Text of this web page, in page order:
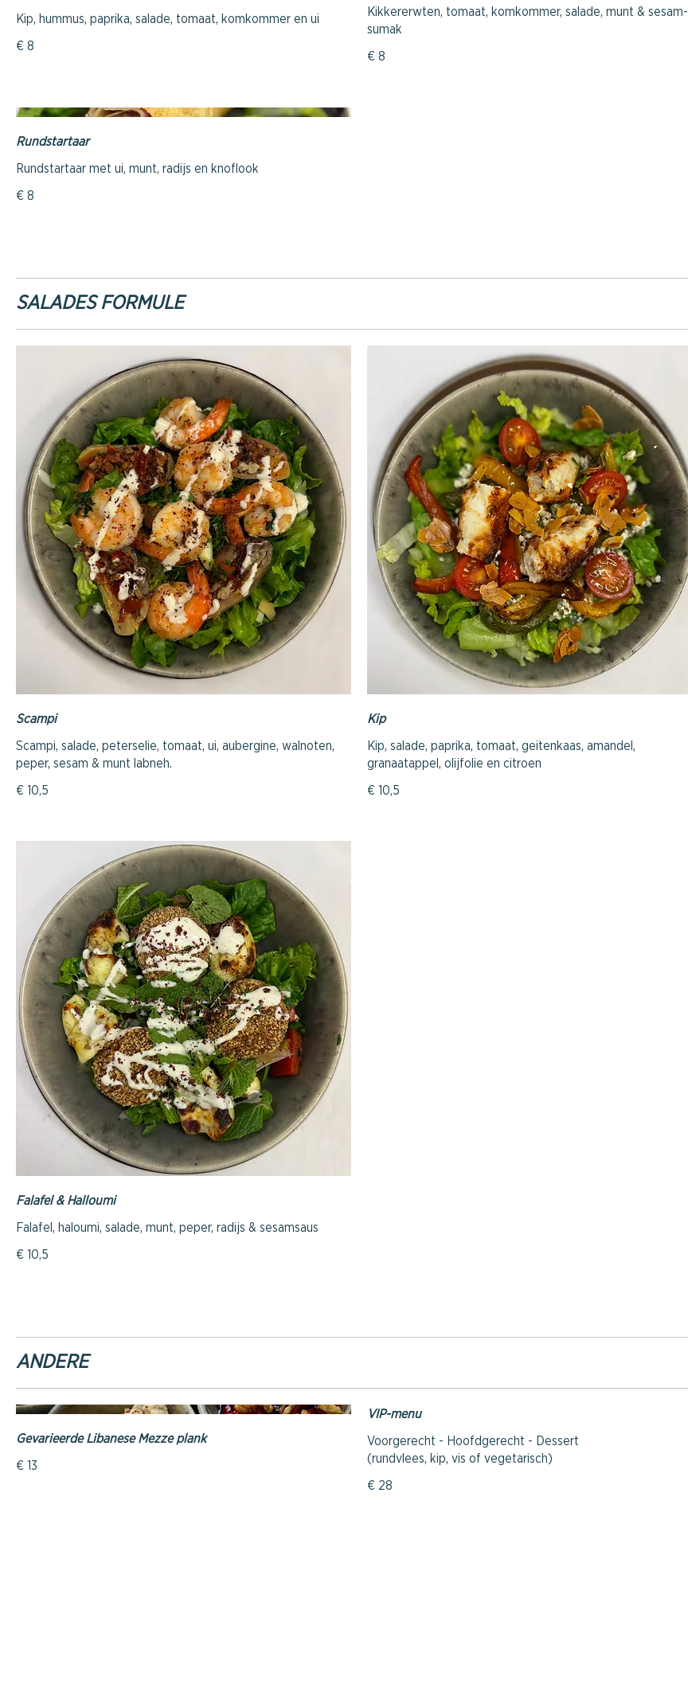
Kip, hummus, paprika, salade, tomaat, komkommer en ui
€ 8
Kikkererwten, tomaat, komkommer, salade, munt & sesam-
sumak
€ 8
Rundstartaar
€ 8
SALADES FORMULE
Scampi
Scampi, salade, peterselie, tomaat, ui, aubergine, walnoten,
€ 10,5
Kip
Kip, salade, paprika, tomaat, geitenkaas, amandel,
granaatappel, olijfolie en citroen
€ 10,5
Falafel & Halloumi
Falafel, haloumi, salade, munt, peper, radijs & sesamsaus
€ 10,5
ANDERE
Gevarieerde Libanese Mezze plank
€ 13
VIP-menu
Voorgerecht - Hoofdgerecht - Dessert
(rundvlees, kip, vis of vegetarisch)
€ 28